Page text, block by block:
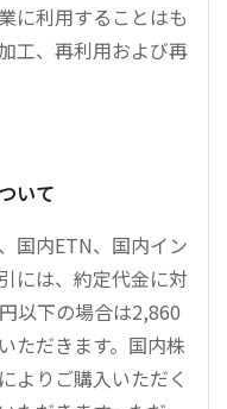
に利用することはも
工、再利用および再
いて
国内ETN、国内イン
には、約定代金に対
以下の場合は2,860
ただきます。国内株
よりご購入いただく